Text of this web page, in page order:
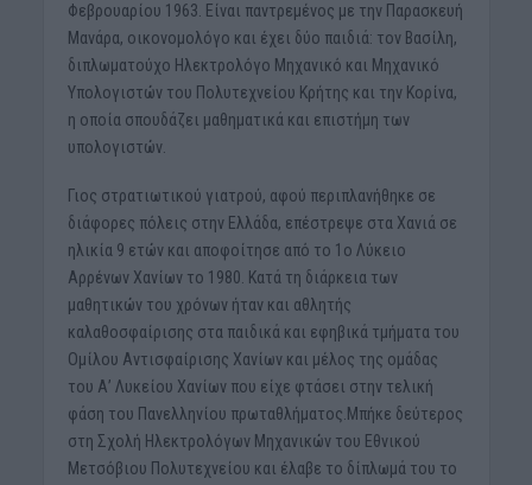
Φεβρουαρίου 1963. Είναι παντρεμένος με την Παρασκευή
Μανάρα, οικονομολόγο και έχει δύο παιδιά: τον Βασίλη,
διπλωματούχο Ηλεκτρολόγο Μηχανικό και Μηχανικό
Υπολογιστών του Πολυτεχνείου Κρήτης και την Κορίνα,
η οποία σπουδάζει μαθηματικά και επιστήμη των
υπολογιστών.
Γιος στρατιωτικού γιατρού, αφού περιπλανήθηκε σε
διάφορες πόλεις στην Ελλάδα, επέστρεψε στα Χανιά σε
ηλικία 9 ετών και αποφοίτησε από το 1ο Λύκειο
Αρρένων Χανίων το 1980. Κατά τη διάρκεια των
μαθητικών του χρόνων ήταν και αθλητής
καλαθοσφαίρισης στα παιδικά και εφηβικά τμήματα του
Ομίλου Αντισφαίρισης Χανίων και μέλος της ομάδας
του Α’ Λυκείου Χανίων που είχε φτάσει στην τελική
φάση του Πανελληνίου πρωταθλήματος.Μπήκε δεύτερος
στη Σχολή Ηλεκτρολόγων Μηχανικών του Εθνικού
Μετσόβιου Πολυτεχνείου και έλαβε το δίπλωμά του το